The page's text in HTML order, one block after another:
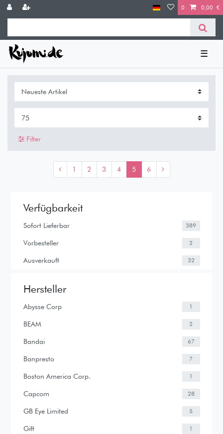
0 0,00 €
☰
Filter
1 2 3 4 5 6
Verfügbarkeit
Sofort Lieferbar 389
Vorbesteller 2
Ausverkauft 32
Hersteller
Abysse Corp 1
BEAM 2
Bandai 67
Banpresto 7
Boston America Corp. 1
Capcom 28
GB Eye Limited 5
Gift 1